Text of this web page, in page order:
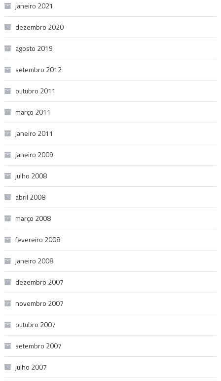
janeiro 2021
dezembro 2020
agosto 2019
setembro 2012
outubro 2011
março 2011
janeiro 2011
janeiro 2009
julho 2008
abril 2008
março 2008
fevereiro 2008
janeiro 2008
dezembro 2007
novembro 2007
outubro 2007
setembro 2007
julho 2007